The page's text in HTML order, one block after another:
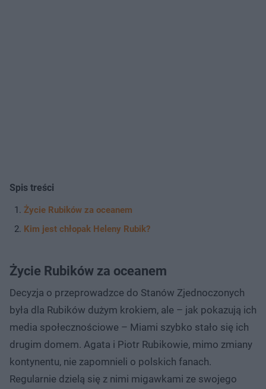
Spis treści
Życie Rubików za oceanem
Kim jest chłopak Heleny Rubik?
Życie Rubików za oceanem
Decyzja o przeprowadzce do Stanów Zjednoczonych
była dla Rubików dużym krokiem, ale – jak pokazują ich
media społecznościowe – Miami szybko stało się ich
drugim domem. Agata i Piotr Rubikowie, mimo zmiany
kontynentu, nie zapomnieli o polskich fanach.
Regularnie dzielą się z nimi migawkami ze swojego